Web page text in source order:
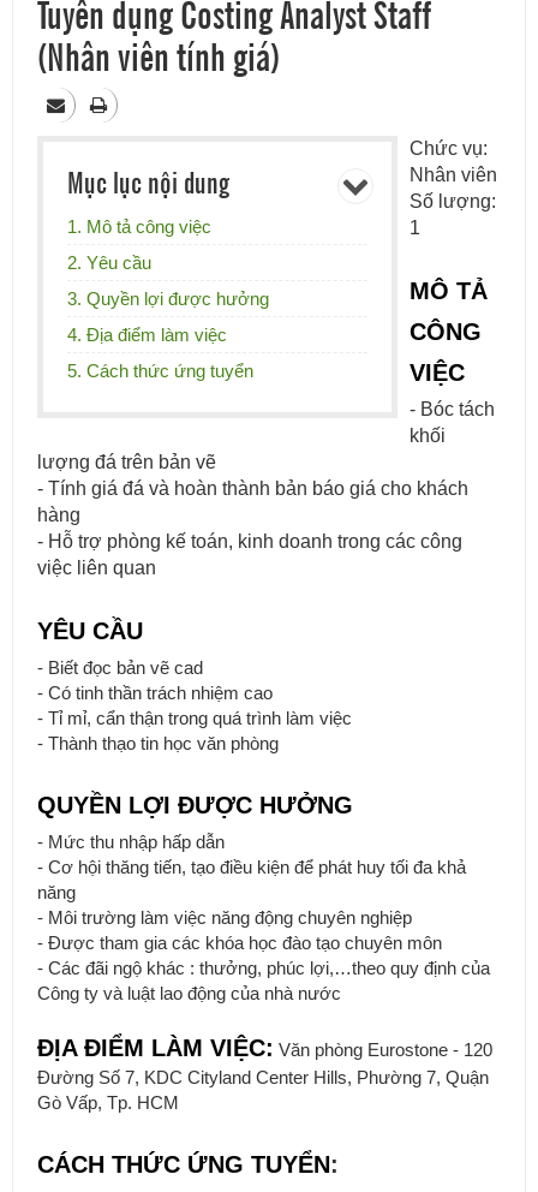
Tuyển dụng Costing Analyst Staff
(Nhân viên tính giá)
Mục lục nội dung
1. Mô tả công việc
2. Yêu cầu
3. Quyền lợi được hưởng
4. Địa điểm làm việc
5. Cách thức ứng tuyển
Chức vụ:
Nhân viên
Số lượng:
1
MÔ TẢ
CÔNG
VIỆC
- Bóc tách
khối
lượng đá trên bản vẽ
- Tính giá đá và hoàn thành bản báo giá cho khách
hàng
- Hỗ trợ phòng kế toán, kinh doanh trong các công
việc liên quan
YÊU CẦU
- Biết đọc bản vẽ cad
- Có tinh thần trách nhiệm cao
- Tỉ mỉ, cẩn thận trong quá trình làm việc
- Thành thạo tin học văn phòng
QUYỀN LỢI ĐƯỢC HƯỞNG
- Mức thu nhập hấp dẫn
- Cơ hội thăng tiến, tạo điều kiện để phát huy tối đa khả
năng
- Môi trường làm việc năng động chuyên nghiệp
- Được tham gia các khóa học đào tạo chuyên môn
- Các đãi ngộ khác : thưởng, phúc lợi,…theo quy định của
Công ty và luật lao động của nhà nước
ĐỊA ĐIỂM LÀM VIỆC: Văn phòng Eurostone - 120
Đường Số 7, KDC Cityland Center Hills, Phường 7, Quận
Gò Vấp, Tp. HCM
CÁCH THỨC ỨNG TUYỂN:
Mẫu bàn ăn mặt đá tự nhiên cao cấp và sang trọng cho gia đình
thân yêu của bạn.